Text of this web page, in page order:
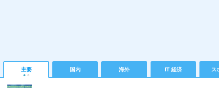
主要 国内 海外 IT 経済 ス